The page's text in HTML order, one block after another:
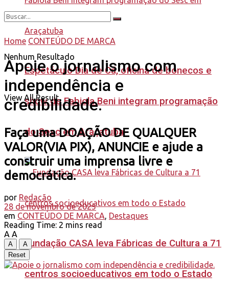
Espetáculo Dia de Cã, oficina de bonecos e
show de Fabiola Beni integram programação
do Sesc em Araçatuba
Fundação CASA leva Fábricas de Cultura a 71
centros socioeducativos em todo o Estado
Nenhum Resultado
View All Result
Home CONTEÚDO DE MARCA
Apoie o jornalismo com
independência e
credibilidade.
Faça uma DOAÇÃO DE QUALQUER
VALOR(VIA PIX), ANUNCIE e ajude a
construir uma imprensa livre e
democrática.
por Redação
28 de novembro de 2025
em CONTEÚDO DE MARCA, Destaques
Reading Time: 2 mins read
A A
A
A
Reset